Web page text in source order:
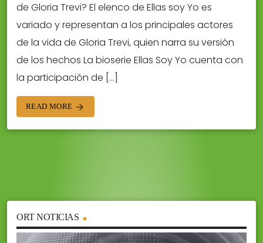
de Gloria Trevi? El elenco de Ellas soy Yo es
variado y representan a los principales actores
de la vida de Gloria Trevi, quien narra su versión
de los hechos La bioserie Ellas Soy Yo cuenta con
la participación de […]
READ MORE arrow_forward
ORT NOTICIAS